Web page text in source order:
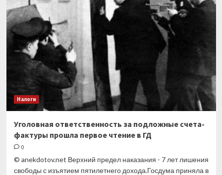
условии
электронная
транспортная
накладная
принимается
учету
Налоги
Уголовная ответственность за подложные счета-
фактуры прошла первое чтение в ГД
0
© anekdotov.net Верхний предел наказания - 7 лет лишения
свободы с изъятием пятилетнего дохода.Госдума приняла в